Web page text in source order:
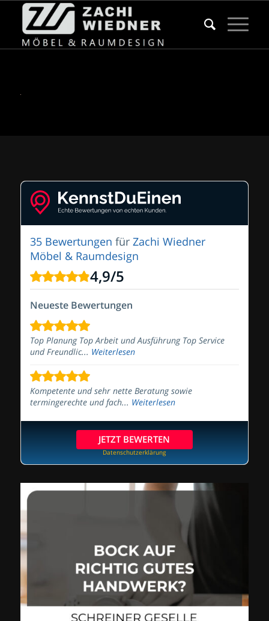
35 Bewertungen für Zachi Wiedner
Möbel & Raumdesign
4,9/5
Neueste Bewertungen
Top Planung Top Arbeit und Ausführung Top Service
und Freundlic... Weiterlesen
Kompetente und sehr nette Beratung sowie
termingerechte und fach... Weiterlesen
JETZT BEWERTEN
Datenschutzerklärung